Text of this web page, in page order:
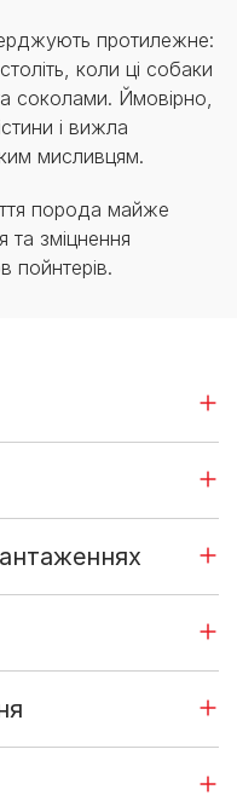
протилежне:
коли ці собаки
соколами. Ймовірно,
і вижла
мисливцям.
порода майже
та зміцнення
пойнтерів.